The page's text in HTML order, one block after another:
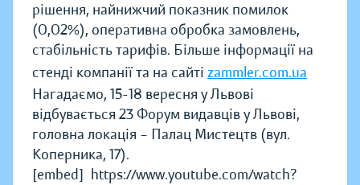
рішення, найнижчий показник помилок
(0,02%), оперативна обробка замовлень,
стабільність тарифів. Більше інформації на
стенді компанії та на сайті zammler.com.ua
Нагадаємо, 15-18 вересня у Львові
відбувається 23 Форум видавців у Львові,
головна локація – Палац Мистецтв (вул.
Коперника, 17).
[embed]https://www.youtube.com/watch?